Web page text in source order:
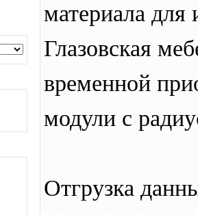
материала для
Глазовская
временной
модули с
Отгрузка